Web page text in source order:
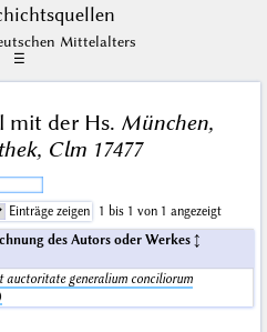
Mittelalters
☰
mit der Hs. München,
Clm 17477
Einträge zeigen
1 bis 1 von 1 angezeigt
des Autors oder Werkes
auctoritate generalium conciliorum